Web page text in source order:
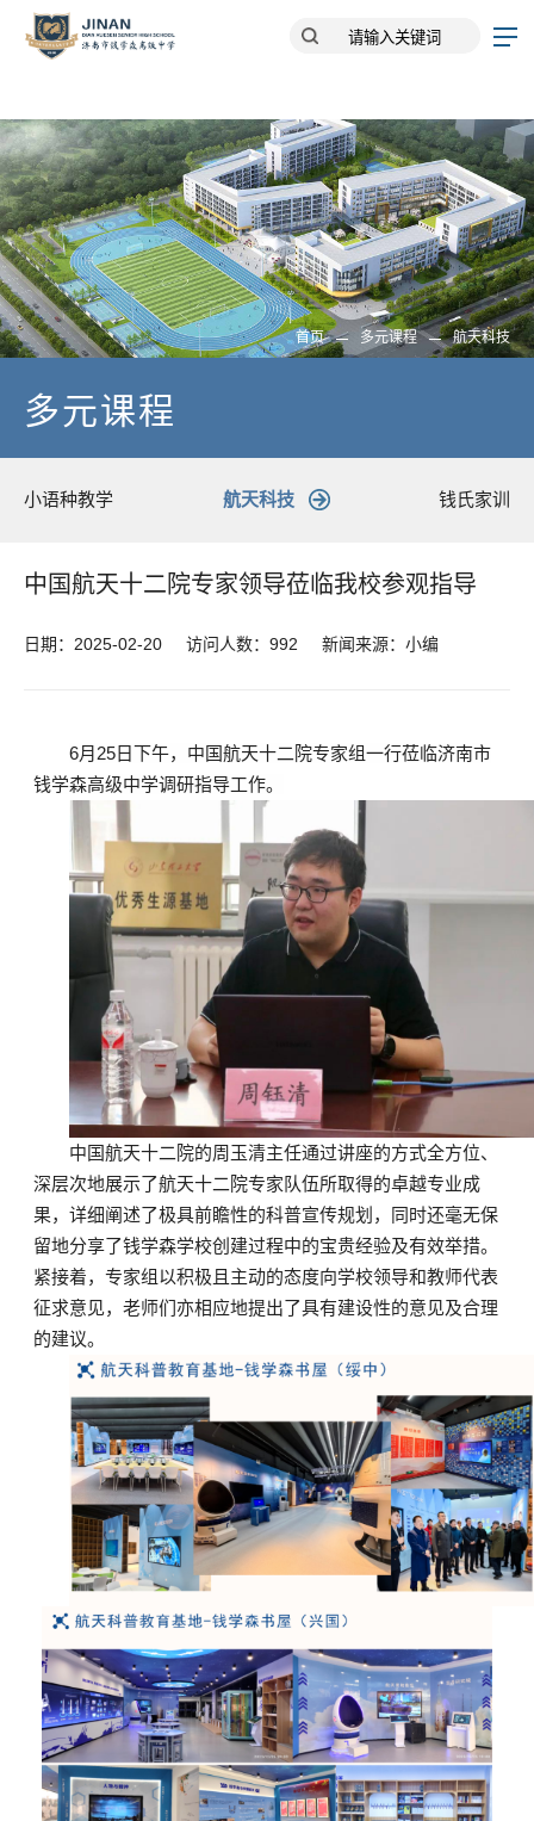
首页 多元课程 航天科技
多元课程
小语种教学 航天科技 钱氏家训
中国航天十二院专家领导莅临我校参观指导
日期：2025-02-20 访问人数： 992 新闻来源：小编
6月25日下午，中国航天十二院专家组一行莅临济南市
钱学森高级中学调研指导工作。
中国航天十二院的周玉清主任通过讲座的方式全方位、
深层次地展示了航天十二院专家队伍所取得的卓越专业成
果，详细阐述了极具前瞻性的科普宣传规划，同时还毫无保
留地分享了钱学森学校创建过程中的宝贵经验及有效举措。
紧接着，专家组以积极且主动的态度向学校领导和教师代表
征求意见，老师们亦相应地提出了具有建设性的意见及合理
的建议。